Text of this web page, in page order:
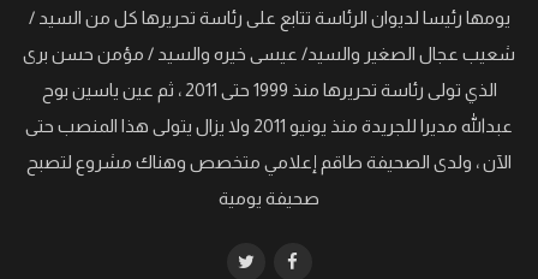
يومها رئيسا لديوان الرئاسة تتابع على رئاسة تحريرها كل من السيد /
شعيب عجال الصغير والسيد/ عيسى خيره والسيد / مؤمن حسن برى
الذي تولى رئاسة تحريرها منذ 1999 حتى 2011 ، ثم عين ياسين بوح
عبدالله مديرا للجريدة منذ يونيو 2011 ولا يزال يتولى هذا المنصب حتى
الآن ، ولدى الصحيفة طاقم إعلامي متخصص وهناك مشروع لتصبح
صحيفة يومية